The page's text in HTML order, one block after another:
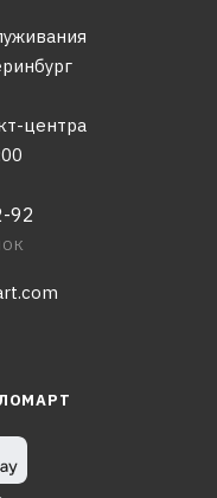
центра
92